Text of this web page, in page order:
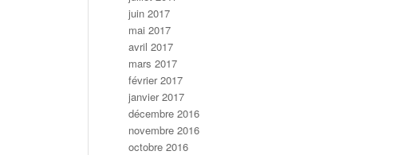
juin 2017
mai 2017
avril 2017
mars 2017
février 2017
janvier 2017
décembre 2016
novembre 2016
octobre 2016